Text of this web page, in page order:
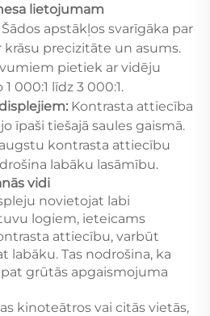
lietojumam
Šādos apstākļos svarīgāka par
precizitāte un asums.
pietiek ar vidēju
000:1 līdz 3 000:1.
Kontrasta attiecība
īpaši tiešajā saules gaismā.
kontrasta attiecību
labāku lasāmību.
vidi
novietojat labi
logiem, ieteicams
attiecību, varbūt
labāku. Tas nodrošina, ka
grūtās apgaismojuma
kinoteātros vai citās vietās,